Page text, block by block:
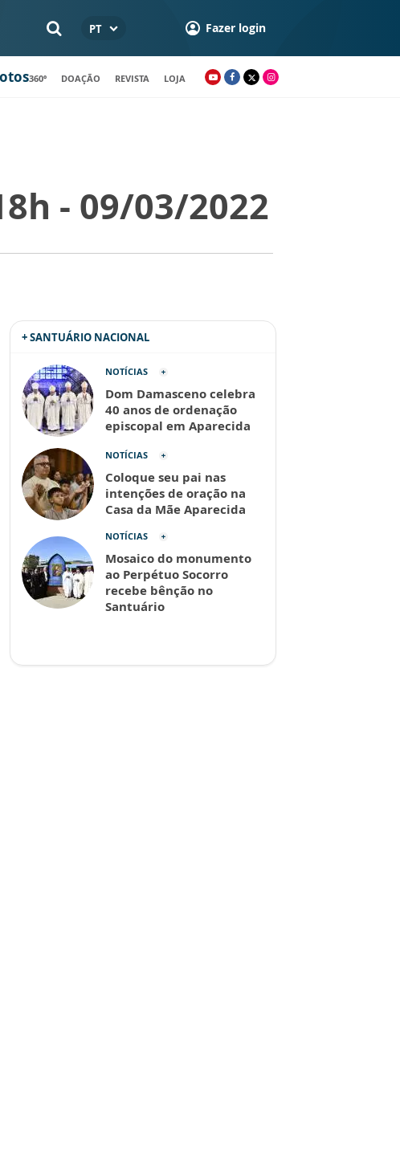
PT Fazer login
360º DOAÇÃO REVISTA LOJA
- 09/03/2022
+ SANTUÁRIO NACIONAL
NOTÍCIAS
Dom Damasceno celebra
40 anos de ordenação
episcopal em Aparecida
NOTÍCIAS
Coloque seu pai nas
intenções de oração na
Casa da Mãe Aparecida
NOTÍCIAS
Mosaico do monumento
ao Perpétuo Socorro
recebe bênção no
Santuário